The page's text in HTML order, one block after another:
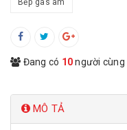
Bếp gas âm
Đang có 10người cùng
MÔ TẢ